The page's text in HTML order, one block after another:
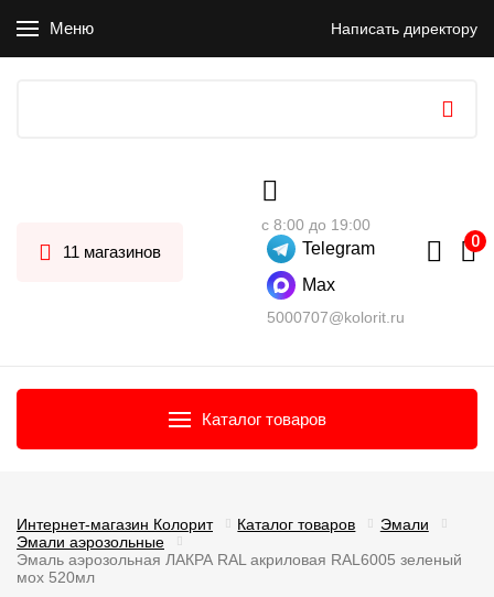
Меню Написать директору
11 магазинов
с 8:00 до 19:00
Telegram
Max
5000707@kolorit.ru
Каталог товаров
Интернет-магазин Колорит Каталог товаров
Эмали
Эмали аэрозольные
Эмаль аэрозольная ЛАКРА RAL акриловая RAL6005 зеленый
мох 520мл